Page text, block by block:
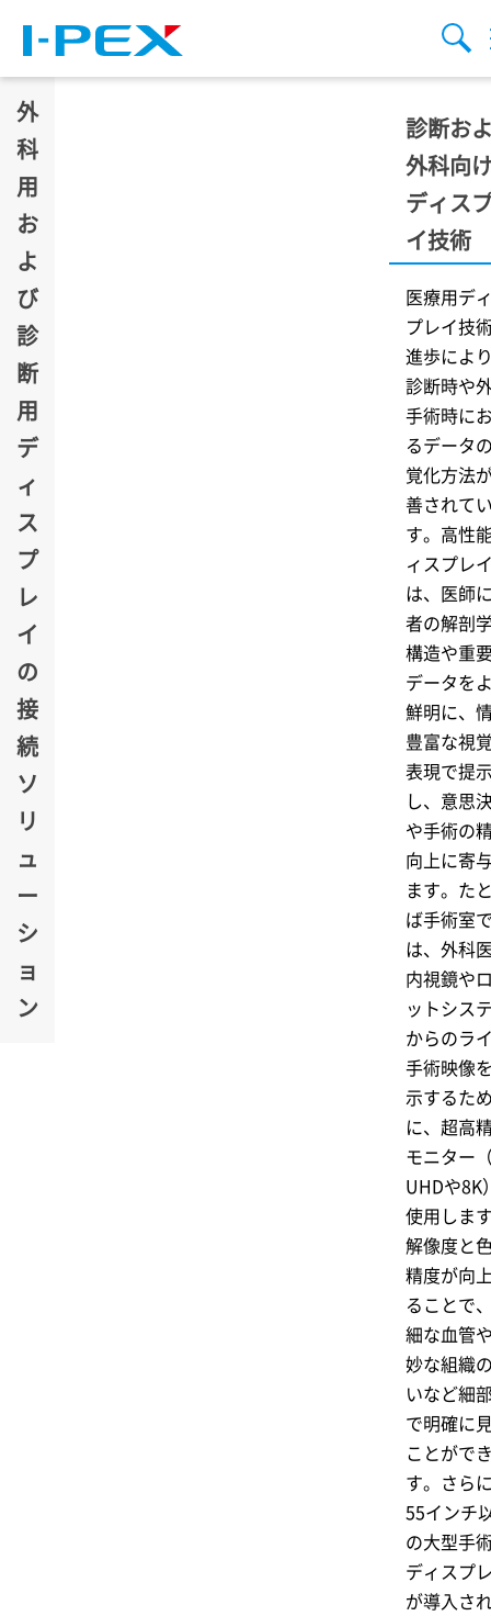
検索
ュ
外
科
用
お
よ
び
診
断
用
デ
ィ
ス
プ
レ
イ
の
接
続
ソ
リ
ュ
ー
シ
ョ
ン
診断お
外科向
ディス
イ技術
医療用デ
プレイ技
進歩によ
診断時や
手術時に
るデータ
覚化方法
善されて
す。高性
ィスプレ
は、医師
者の解剖
構造や重
データを
鮮明に、
豊富な視
表現で提
し、意思
や手術の
向上に寄
ます。た
ば手術室
は、外科
内視鏡や
ットシス
からのラ
手術映像
示するた
に、超高
モニター
UHDや8K
使用しま
解像度と
精度が向
ることで
細な血管
妙な組織
いなど細
で明確に
ことがで
す。さら
55インチ
の大型手
ディスプ
が導入さ